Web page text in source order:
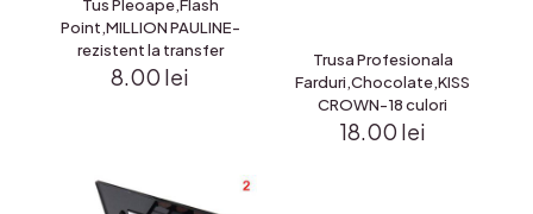
Tus Pleoape,Flash
Point,MILLION PAULINE-
rezistent la transfer
8.00 lei
Trusa Profesionala
Farduri,Chocolate,KISS
CROWN-18 culori
18.00 lei